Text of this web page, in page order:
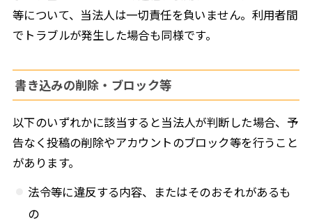
等について、当法人は一切責任を負いません。利用者間
でトラブルが発生した場合も同様です。
書き込みの削除・ブロック等
以下のいずれかに該当すると当法人が判断した場合、予
告なく投稿の削除やアカウントのブロック等を行うこと
があります。
法令等に違反する内容、またはそのおそれがあるも
の